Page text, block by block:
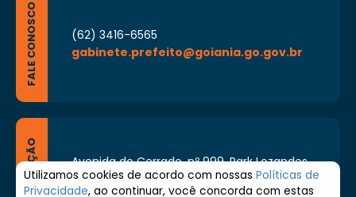
FALE CONOSCO
(62) 3416-6565
gabinete.prefeito@goiania.go.gov.br
LOCALIZAÇÃO
Avenida do Cerrado, nº 999, Park Lozandes,
Goiânia - Goiás CEP: 74884-092
Segunda à Sexta de 8h às 17h
Utilizamos cookies de acordo com nossas Políticas de
Privacidade, ao continuar, você concorda com estas